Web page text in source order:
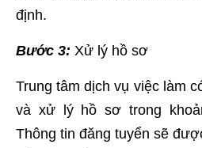
định.
Bước 3: Xử lý hồ sơ
Trung tâm dịch vụ việc làm
và xử lý hồ sơ trong
Thông tin đăng tuyển sẽ